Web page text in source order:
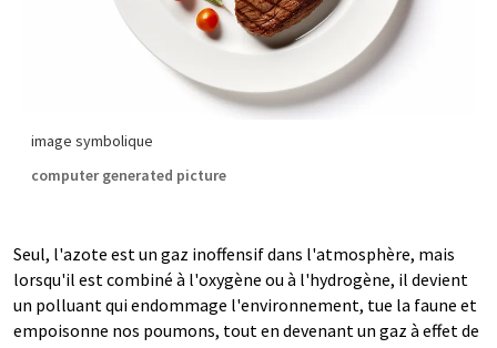
image symbolique
computer generated picture
Seul, l'azote est un gaz inoffensif dans l'atmosphère, mais
lorsqu'il est combiné à l'oxygène ou à l'hydrogène, il devient
un polluant qui endommage l'environnement, tue la faune et
empoisonne nos poumons, tout en devenant un gaz à effet de